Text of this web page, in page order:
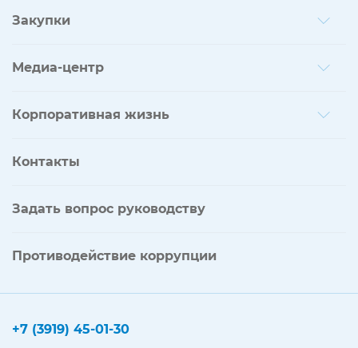
Закупки
Медиа-центр
Корпоративная жизнь
Контакты
Задать вопрос руководству
Противодействие коррупции
+7 (3919) 45-01-30